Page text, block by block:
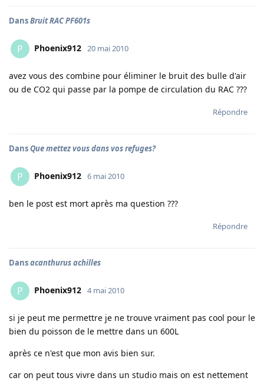
DansBruit RAC PF601s
P Phoenix912 20 mai 2010
avez vous des combine pour éliminer le bruit des bulle d'air
ou de CO2 qui passe par la pompe de circulation du RAC ???
Répondre
DansQue mettez vous dans vos refuges?
P Phoenix912 6 mai 2010
ben le post est mort après ma question ???
Répondre
Dansacanthurus achilles
P Phoenix912 4 mai 2010
si je peut me permettre je ne trouve vraiment pas cool pour le
bien du poisson de le mettre dans un 600L
après ce n'est que mon avis bien sur.
car on peut tous vivre dans un studio mais on est nettement